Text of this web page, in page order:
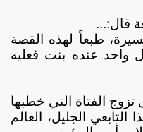
قال:...
طبعاً لهذه القصة
واحد عنده بنت فعليه
الفتاة التي خطبها
التابعي الجليل، العالم